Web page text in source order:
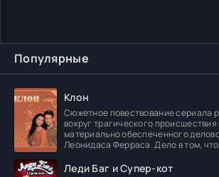
Популярные
Клон
Сюжетное повествование сериала
вокруг трагического происшествия
материально обеспеченного
Леонидаса Ферраса. Дело в том,
Леди Баг и Супер-кот